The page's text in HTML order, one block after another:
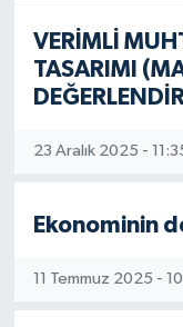
VERİMLİ
TASARIMI
23 Aralık 2025 -
Ekonominin
11 Temmuz 2025 -
AKTÜEL
OTOPARK
TEKNOLOJİ
Son Dakika